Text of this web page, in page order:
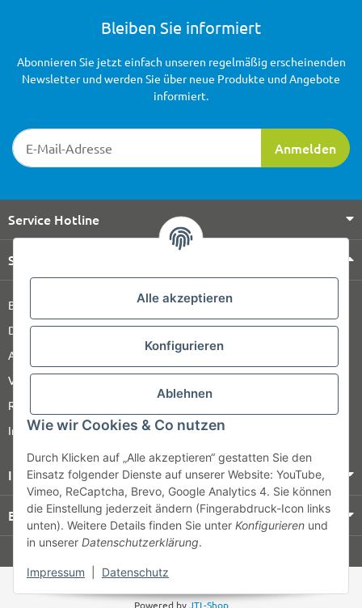
Alle akzeptieren
Konfigurieren
Ablehnen
Wie wir Cookies & Co nutzen
Durch Klicken auf „Alle akzeptieren“ gestatten Sie den
Einsatz folgender Dienste auf unserer Website: YouTube,
Vimeo, ReCaptcha, Brevo, Google Analytics 4. Sie können
die Einstellung jederzeit ändern (Fingerabdruck-Icon links
unten). Weitere Details finden Sie unter Konfigurieren und
in unserer Datenschutzerklärung.
Impressum Datenschutz
Bleiben Sie informiert
Newsletter-Registrierung
Anmelden
Abonnieren Sie jetzt einfach unseren regelmäßig erscheinenden
Newsletter und werden Sie über neue Produkte und Angebote
informiert.
Service Hotline
Shop Service
Barrierefreiheitserklärung
Datenschutz
AGB
Versandinformationen
Retour
Impressum
Informationen
Bezahlung & Versand
© HOZ MEDI WERK
* Alle Preise zzgl. gesetzlicher USt., zzgl.
Powered byJTL-Shop